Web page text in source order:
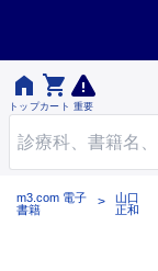

トップ

カート 重要
m3.com 電子
書籍
山口
正和